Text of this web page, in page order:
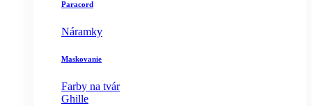
Paracord
Náramky
Maskovanie
Farby na tvár
Ghille